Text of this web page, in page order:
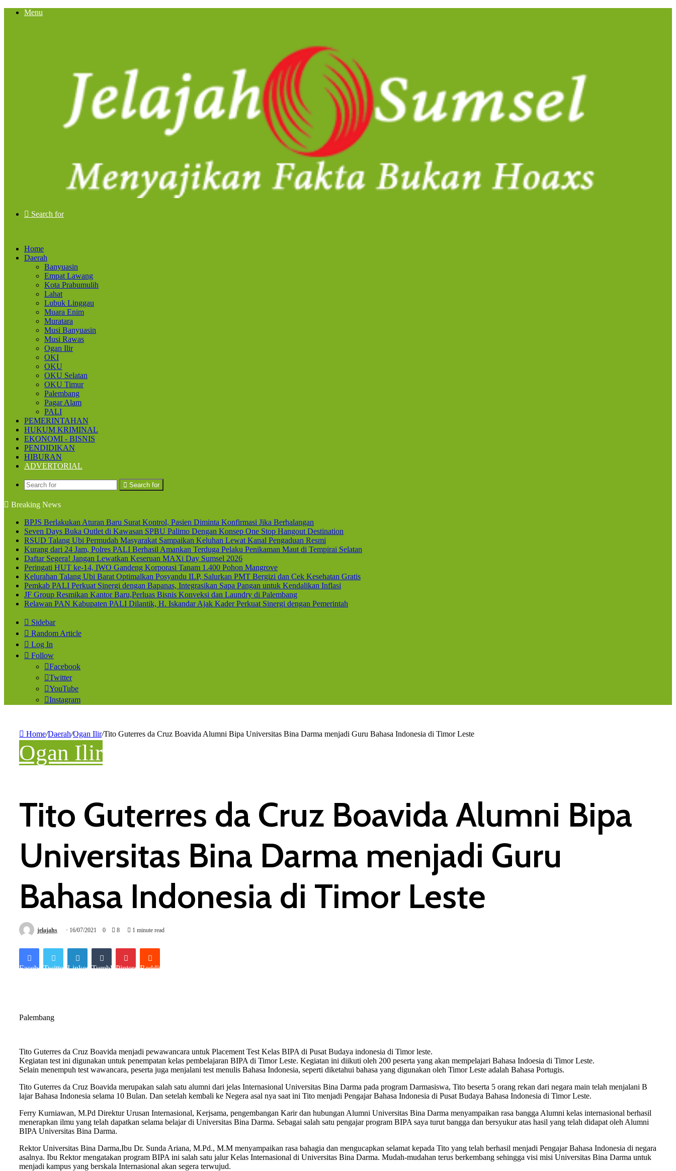
Menu
Search for
Home
Daerah
Banyuasin
Empat Lawang
Kota Prabumulih
Lahat
Lubuk Linggau
Muara Enim
Muratara
Musi Banyuasin
Musi Rawas
Ogan Ilir
OKI
OKU
OKU Selatan
OKU Timur
Palembang
Pagar Alam
PALI
PEMERINTAHAN
HUKUM KRIMINAL
EKONOMI - BISNIS
PENDIDIKAN
HIBURAN
ADVERTORIAL
Search for
Breaking News
BPJS Berlakukan Aturan Baru Surat Kontrol, Pasien Diminta Konfirmasi Jika Berhalangan
Seven Days Buka Outlet di Kawasan SPBU Palimo Dengan Konsep One Stop Hangout Destination
RSUD Talang Ubi Permudah Masyarakat Sampaikan Keluhan Lewat Kanal Pengaduan Resmi
Kurang dari 24 Jam, Polres PALI Berhasil Amankan Terduga Pelaku Penikaman Maut di Tempirai Selatan
Daftar Segera! Jangan Lewatkan Keseruan MAXi Day Sumsel 2026
Peringati HUT ke-14, IWO Gandeng Korporasi Tanam 1.400 Pohon Mangrove
Kelurahan Talang Ubi Barat Optimalkan Posyandu ILP, Salurkan PMT Bergizi dan Cek Kesehatan Gratis
Pemkab PALI Perkuat Sinergi dengan Bapanas, Integrasikan Sapa Pangan untuk Kendalikan Inflasi
JF Group Resmikan Kantor Baru,Perluas Bisnis Konveksi dan Laundry di Palembang
Relawan PAN Kabupaten PALI Dilantik, H. Iskandar Ajak Kader Perkuat Sinergi dengan Pemerintah
Sidebar
Random Article
Log In
Follow
Facebook
Twitter
YouTube
Instagram
Home/Daerah/Ogan Ilir/Tito Guterres da Cruz Boavida Alumni Bipa Universitas Bina Darma menjadi Guru Bahasa Indonesia di Timor Leste
Ogan Ilir
Tito Guterres da Cruz Boavida Alumni Bipa
Universitas Bina Darma menjadi Guru
Bahasa Indonesia di Timor Leste
jelajahs 16/07/2021 0 8 1 minute read
FacebookTwitter LinkedInTumblr PinterestReddit
Palembang
Tito Guterres da Cruz Boavida menjadi pewawancara untuk Placement Test Kelas BIPA di Pusat Budaya indonesia di Timor leste.
Kegiatan test ini digunakan untuk penempatan kelas pembelajaran BIPA di Timor Leste. Kegiatan ini diikuti oleh 200 peserta yang akan mempelajari Bahasa Indoesia di Timor Leste.
Selain menempuh test wawancara, peserta juga menjalani test menulis Bahasa Indonesia, seperti diketahui bahasa yang digunakan oleh Timor Leste adalah Bahasa Portugis.
Tito Guterres da Cruz Boavida merupakan salah satu alumni dari jelas Internasional Universitas Bina Darma pada program Darmasiswa, Tito beserta 5 orang rekan dari negara main telah menjalani B
lajar Bahasa Indonesia selama 10 Bulan. Dan setelah kembali ke Negera asal nya saat ini Tito menjadi Pengajar Bahasa Indonesia di Pusat Budaya Bahasa Indonesia di Timor Leste.
Ferry Kurniawan, M.Pd Direktur Urusan Internasional, Kerjsama, pengembangan Karir dan hubungan Alumni Universitas Bina Darma menyampaikan rasa bangga Alumni kelas internasional berhasil
menerapkan ilmu yang telah dapatkan selama belajar di Universitas Bina Darma. Sebagai salah satu pengajar program BIPA saya turut bangga dan bersyukur atas hasil yang telah didapat oleh Alumni
BIPA Universitas Bina Darma.
Rektor Universitas Bina Darma,Ibu Dr. Sunda Ariana, M.Pd., M.M menyampaikan rasa bahagia dan mengucapkan selamat kepada Tito yang telah berhasil menjadi Pengajar Bahasa Indonesia di negara
asalnya. Ibu Rektor mengatakan program BIPA ini salah satu jalur Kelas Internasional di Universitas Bina Darma. Mudah-mudahan terus berkembang sehingga visi misi Universitas Bina Darma untuk
menjadi kampus yang berskala Internasional akan segera terwujud.